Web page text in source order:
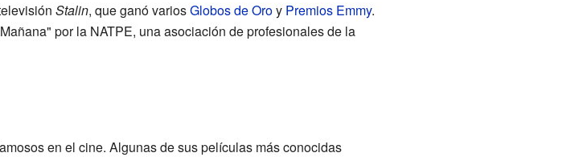
Stalin, que ganó variosGlobos de Oroy Premios Emmy.
por la NATPE, una asociación de profesionales de la
en el cine. Algunas de sus películas más conocidas